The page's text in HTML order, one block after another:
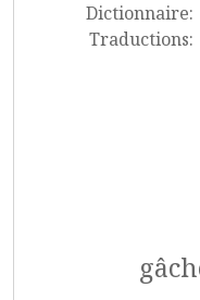
Dictionnaire:
Traductions: